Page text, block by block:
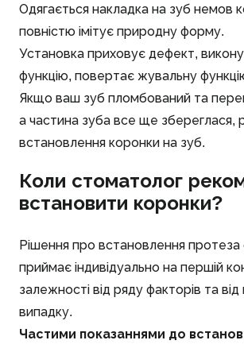
Одягається накладка на зуб немов
повністю імітує природну форму.
Установка приховує дефект,
функцію, повертає жувальну
Якщо ваш зуб пломбований та
а частина зуба все ще збереглася,
встановлення коронки на зуб.
Коли стоматолог
встановити коронки?
Рішення про встановлення
приймає індивідуально на першій
залежності від ряду факторів та
випадку.
Частими показаннями до